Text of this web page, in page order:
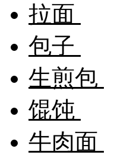
拉面
包子
生煎包
馄饨
牛肉面